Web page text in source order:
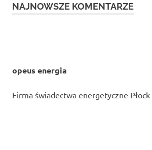
NAJNOWSZE KOMENTARZE
opeus energia
Firma świadectwa energetyczne